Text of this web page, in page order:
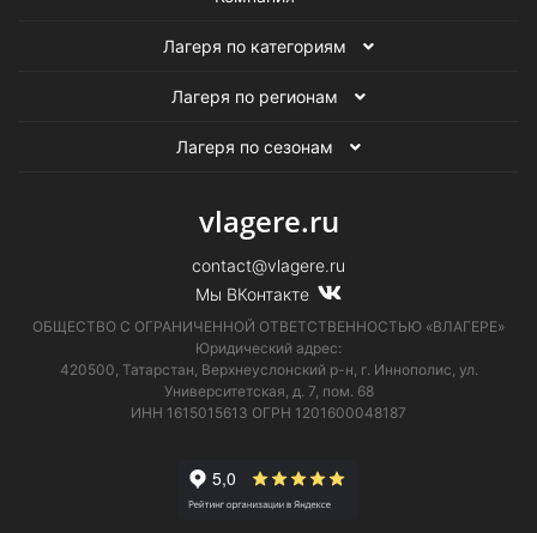
Лагеря по категориям
Лагеря по регионам
Лагеря по сезонам
vlagere.ru
contact@vlagere.ru
Мы ВКонтакте
ОБЩЕСТВО С ОГРАНИЧЕННОЙ ОТВЕТСТВЕННОСТЬЮ «ВЛАГЕРЕ»
Юридический адрес:
420500, Татарстан, Верхнеуслонский р-н, г. Иннополис, ул.
Университетская, д. 7, пом. 68
ИНН 1615015613 ОГРН 1201600048187